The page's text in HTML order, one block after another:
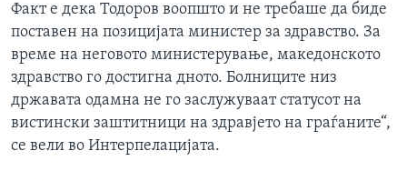
Факт e дека Тодоров воопшто и не требаше да биде
поставен на позицијата министер за здравство. За
време на неговото министерување, македонското
здравство го достигна дното. Болниците низ
државата одамна не го заслужуваат статусот на
вистински заштитници на здравјето на граѓаните“,
се вели во Интерпелацијата.